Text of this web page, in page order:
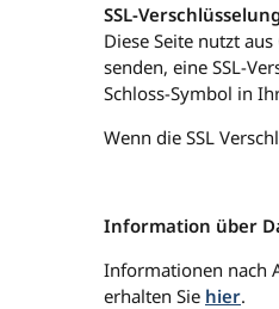
SSL-
Diese Seite nutzt
senden, eine SSL-
Schloss-Symbol in
Wenn die SSL
Information über
Informationen nach
erhalten Sie hier.